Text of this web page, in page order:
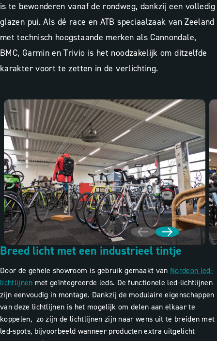
is te bewonderen vanaf de rondweg, dankzij een volledig
glazen pui. Als dé race en ATB speciaalzaak van Zeeland
met technisch hoogstaande merken als Cannondale,
BMC, Garmin en Trivio is het noodzakelijk om ditzelfde
karakter voort te zetten in de verlichting.
Breed licht met een industrieel tintje
Door de gehele showroom is gebruik gemaakt van Nordeon led-
lichtlijnen met geïntegreerde leds. De functionele led-lichtlijnen
zijn eenvoudig in montage. Dankzij de modulaire eigenschappen
van deze lichtlijnen is het mogelijk om delen aan elkaar te
koppelen, zo zijn de lichtlijnen zijn naar wens uit te breiden met
led-spots, bijvoorbeeld wanneer producten extra uitgelicht